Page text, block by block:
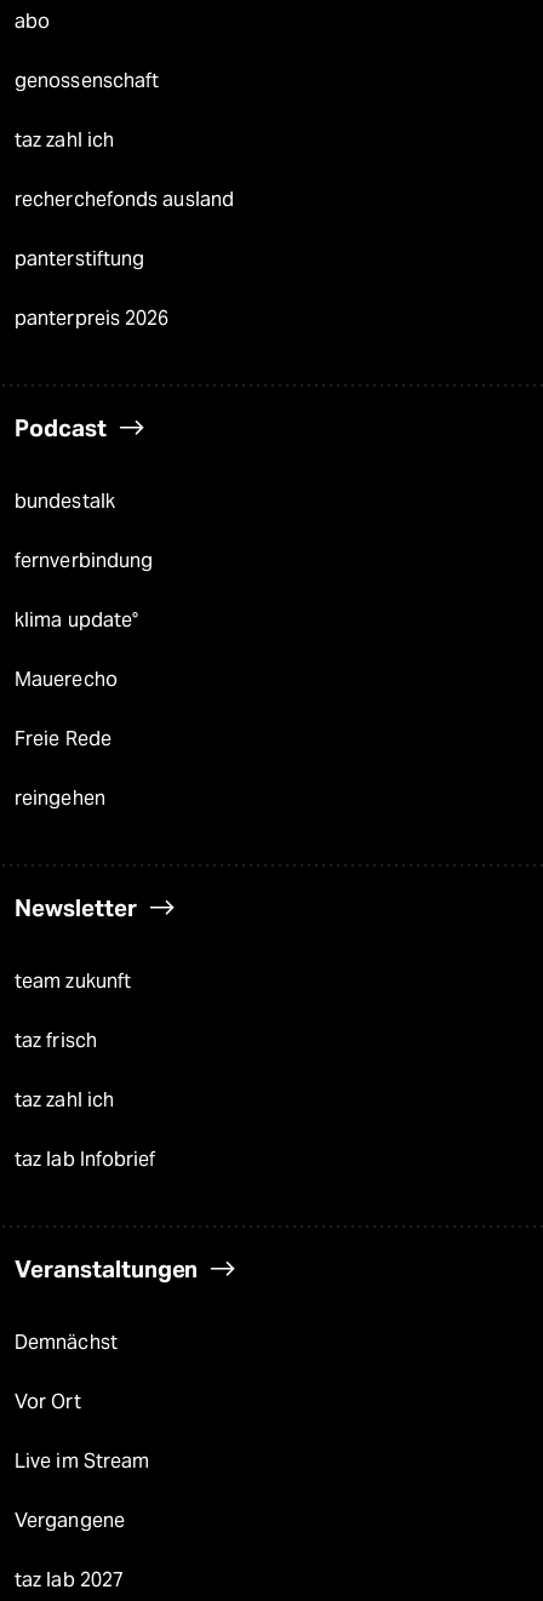
abo
genossenschaft
taz zahl ich
recherchefonds ausland
panterstiftung
panterpreis 2026
Podcast
bundestalk
fernverbindung
klima update°
Mauerecho
Freie Rede
reingehen
Newsletter
team zukunft
taz frisch
taz zahl ich
taz lab Infobrief
Veranstaltungen
Demnächst
Vor Ort
Live im Stream
Vergangene
taz lab 2027